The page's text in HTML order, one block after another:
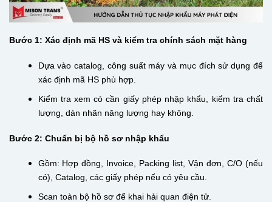
Bước 1: Xác định mã HS và kiểm tra chính sách mặt hàng
Dựa vào catalog, công suất máy và mục đích sử dụng để
xác định mã HS phù hợp.
Kiểm tra xem có cần giấy phép nhập khẩu, kiểm tra chất
lượng, dán nhãn năng lượng hay không.
Bước 2: Chuẩn bị bộ hồ sơ nhập khẩu
Gồm: Hợp đồng, Invoice, Packing list, Vận đơn, C/O (nếu
có), Catalog, các giấy phép nếu có yêu cầu.
Scan toàn bộ hồ sơ để khai hải quan điện tử.